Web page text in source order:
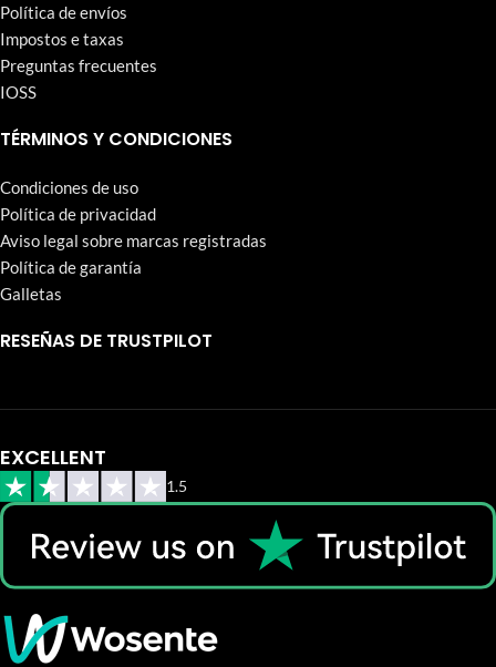
Política de envíos
Impostos e taxas
Preguntas frecuentes
IOSS
TÉRMINOS Y CONDICIONES
Condiciones de uso
Política de privacidad
Aviso legal sobre marcas registradas
Política de garantía
Galletas
RESEÑAS DE TRUSTPILOT
EXCELLENT
1.5